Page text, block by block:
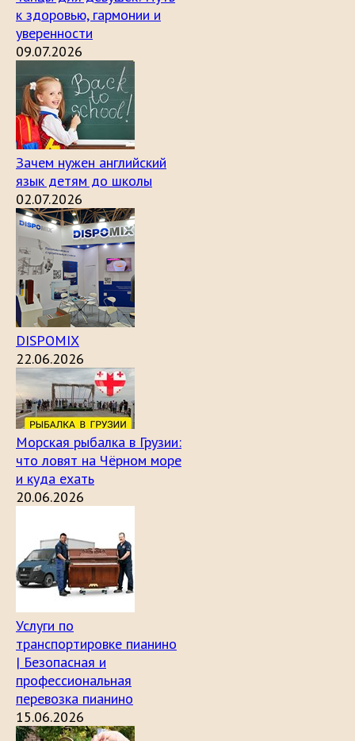
к здоровью, гармонии и
уверенности
09.07.2026
Зачем нужен английский
язык детям до школы
02.07.2026
DISPOMIX
22.06.2026
Морская рыбалка в Грузии:
что ловят на Чёрном море
и куда ехать
20.06.2026
Услуги по
транспортировке пианино
| Безопасная и
профессиональная
перевозка пианино
15.06.2026